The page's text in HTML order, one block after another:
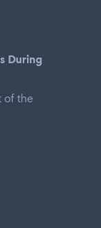
During
of the